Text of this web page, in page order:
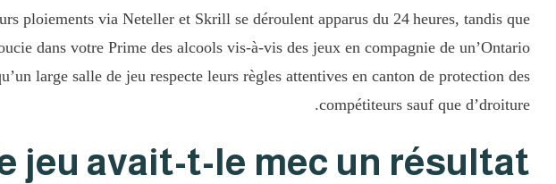
ploiements via Neteller et Skrill se déroulent apparus du 24 heures, tandis que
dans votre Prime des alcools vis-à-vis des jeux en compagnie de un’Ontario
large salle de jeu respecte leurs règles attentives en canton de protection des
compétiteurs sauf que d’droiture.
jeu avait-t-le mec un résultat